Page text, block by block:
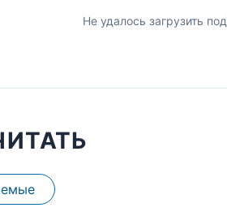
Не удалось загрузить